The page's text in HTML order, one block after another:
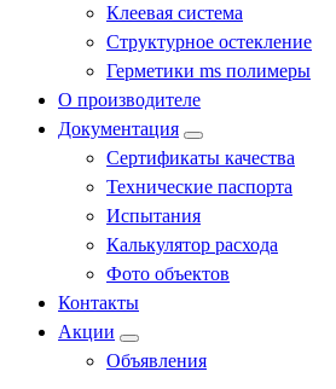
Клеевая система
Структурное остекление
Герметики ms полимеры
О производителе
Документация
Сертификаты качества
Технические паспорта
Испытания
Калькулятор расхода
Фото объектов
Контакты
Акции
Объявления